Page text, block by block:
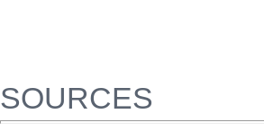
SOURCES